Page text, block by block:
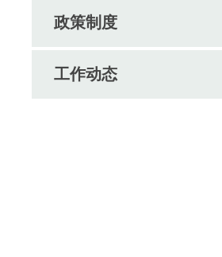
政策制度
工作动态